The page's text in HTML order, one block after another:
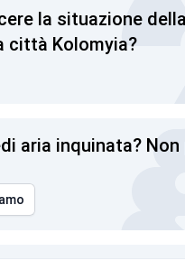
la situazione della
città Kolomyia?
aria inquinata? Non